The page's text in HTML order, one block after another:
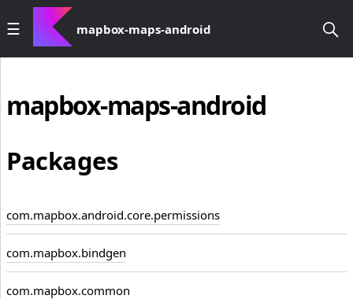
mapbox-maps-android
mapbox-maps-android
Packages
com.mapbox.android.core.permissions
com.mapbox.bindgen
com.mapbox.common